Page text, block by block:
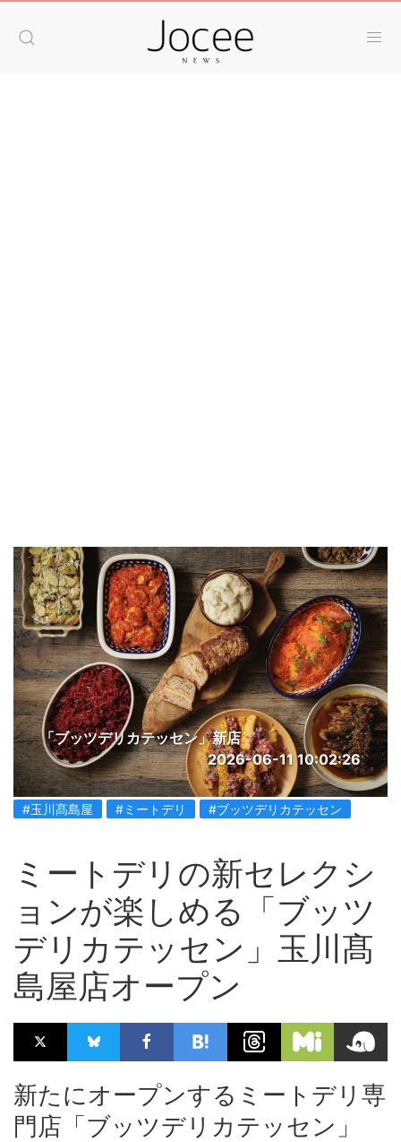
「ブッツデリカテッセン」新店
2026-06-11 10:02:26
#玉川髙島屋 #ミートデリ #ブッツデリカテッセン
ミートデリの新セレクシ
ョンが楽しめる「ブッツ
デリカテッセン」玉川髙
島屋店オープン
新たにオープンするミートデリ専
門店「ブッツデリカテッセン」